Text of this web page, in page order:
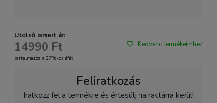
Utolsó ismert ár:
14990 Ft
tartalmazza a 27%-os áfát
Kedvenc termékeimhez
Feliratkozás
Iratkozz fel a termékre és értesülj ha raktárra kerül!